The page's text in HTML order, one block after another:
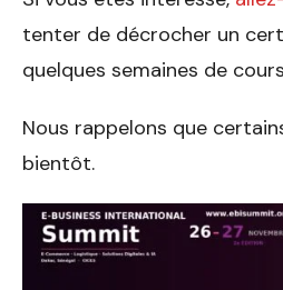
tenter de décrocher un
quelques semaines de
Nous rappelons que
bientôt.